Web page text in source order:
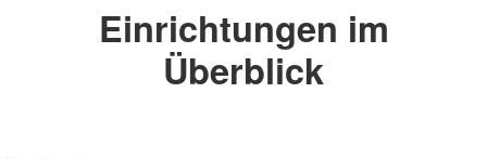
Einrichtungen im
Überblick